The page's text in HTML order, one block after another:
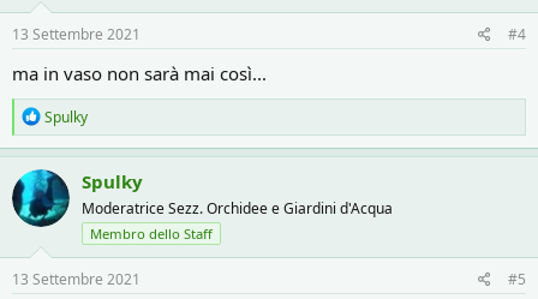
13 Settembre 2021 #4
ma in vaso non sarà mai così...
R
e
a
c
t
i
o
n
:
Spulky
Spulky
Moderatrice Sezz. Orchidee e Giardini d'Acqua
Membro dello Staff
13 Settembre 2021 #5